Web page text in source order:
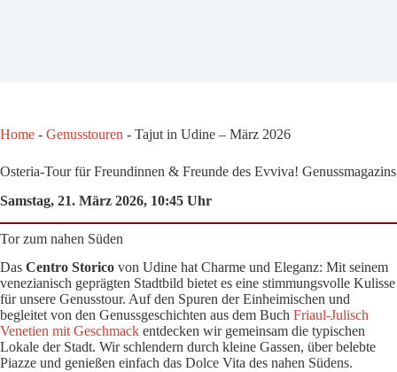
Home - Genusstouren - Tajut in Udine – März 2026
Osteria-Tour für Freundinnen & Freunde des Evviva! Genussmagazins
Samstag, 21. März 2026, 10:45 Uhr
Tor zum nahen Süden
Das Centro Storico von Udine hat Charme und Eleganz: Mit seinem
venezianisch geprägten Stadtbild bietet es eine stimmungsvolle Kulisse
für unsere Genusstour. Auf den Spuren der Einheimischen und
begleitet von den Genussgeschichten aus dem Buch Friaul-Julisch
Venetien mit Geschmack entdecken wir gemeinsam die typischen
Lokale der Stadt. Wir schlendern durch kleine Gassen, über belebte
Piazze und genießen einfach das Dolce Vita des nahen Südens.